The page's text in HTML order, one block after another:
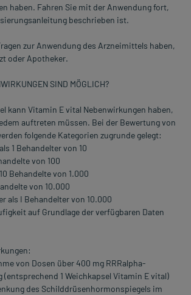
haben. Fahren Sie mit der Anwendung fort,
beschrieben ist.
zur Anwendung des Arzneimittels haben,
oder Apotheker.
SIND MÖGLICH?
kann Vitamin E vital Nebenwirkungen haben,
auftreten müssen. Bei der Bewertung von
folgende Kategorien zugrunde gelegt:
1 Behandelter von 10
von 100
Behandelte von 1.000
von 10.000
als I Behandelter von 10.000
auf Grundlage der verfügbaren Daten
von Dosen über 400 mg RRRalpha-
(entsprechend 1 Weichkapsel Vitamin E vital)
des Schilddrüsenhormonspiegels im